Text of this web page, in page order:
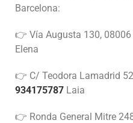
Barcelona:
👉 Vía Augusta 130, 08006
Elena
👉 C/ Teodora Lamadrid
934175787 Laia
👉 Ronda General Mitre